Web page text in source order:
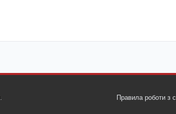
Правила роботи з